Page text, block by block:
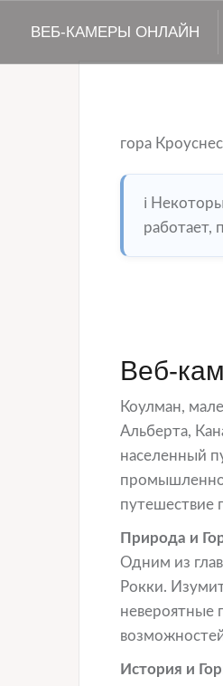
ВЕБ-КАМЕРЫ ОНЛАЙН
гора
ℹ️
работает,
Веб-
Коулман,
Альберта,
населенный
путешествие
Природа и
Одним из
Рокки.
невероятные
История и